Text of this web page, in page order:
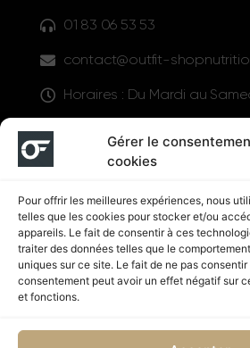
Gérer le
cookies
Pour offrir les meilleures expériences, nous
telles que les cookies pour stocker et/ou
appareils. Le fait de consentir à ces
traiter des données telles que le
uniques sur ce site. Le fait de ne pas consentir
consentement peut avoir un effet négatif sur
et fonctions.
01 83 06 53 53
contact@outfit-
Horaires : Du Mardi au
LIENS
Suivez nous